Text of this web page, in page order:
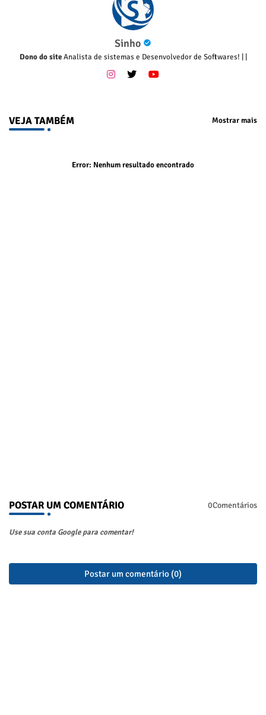
Sinho
Dono do site Analista de sistemas e Desenvolvedor de Softwares!
VEJA TAMBÉM Mostrar mais
Error: Nenhum resultado encontrado
POSTAR UM COMENTÁRIO 0Comentários
Use sua conta Google para comentar!
Postar um comentário (0)